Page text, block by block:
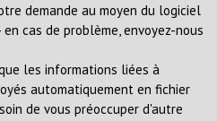
demande au moyen du logiciel
cas de problème, envoyez-nous
les informations liées à
automatiquement en fichier
de vous préoccuper d'autre